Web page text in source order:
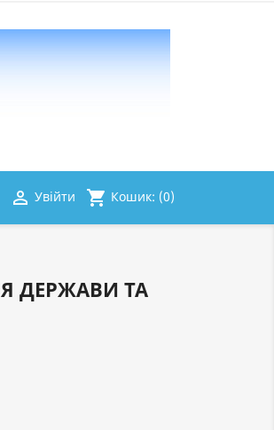
 Увійти shopping_cart Кошик: (0)
ДЕРЖАВИ ТА